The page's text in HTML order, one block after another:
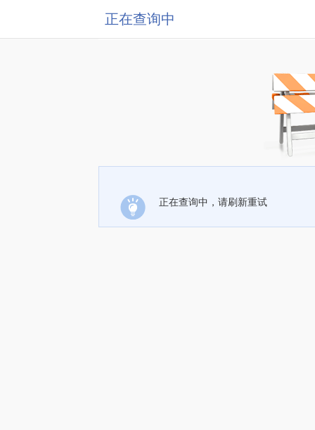
正在查询中
正在查询中，请刷新重试